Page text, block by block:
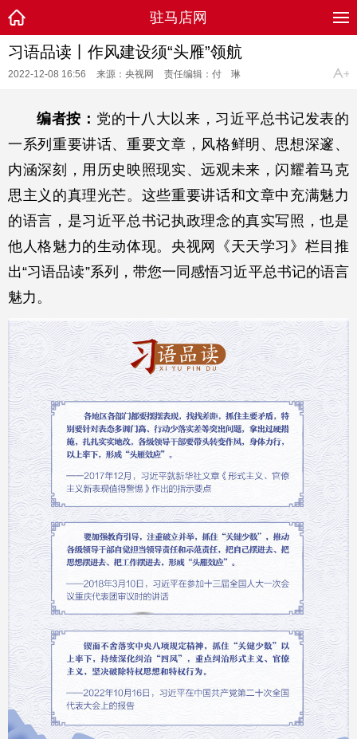
驻马店网
习语品读丨作风建设须“头雁”领航
2022-12-08 16:56 来源：央视网 责任编辑：付 琳
编者按： 党的十八大以来，习近平总书记发表的
一系列重要讲话、重要文章，风格鲜明、思想深邃、
内涵深刻，用历史映照现实、远观未来，闪耀着马克
思主义的真理光芒。这些重要讲话和文章中充满魅力
的语言，是习近平总书记执政理念的真实写照，也是
他人格魅力的生动体现。央视网《天天学习》栏目推
出“习语品读”系列，带您一同感悟习近平总书记的语言
魅力。